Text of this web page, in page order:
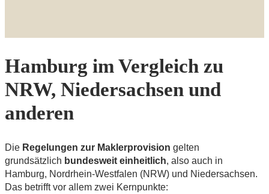
Hamburg im Vergleich zu
NRW, Niedersachsen und
anderen
Die Regelungen zur Maklerprovision gelten
grundsätzlich bundesweit einheitlich, also auch in
Hamburg, Nordrhein-Westfalen (NRW) und Niedersachsen.
Das betrifft vor allem zwei Kernpunkte: